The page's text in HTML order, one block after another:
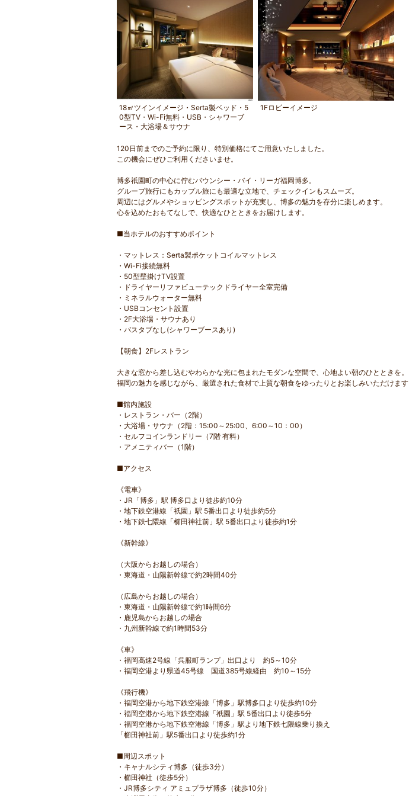
18㎡ツインイメージ・Serta製ベッド・5
0型TV・Wi-Fi無料・USB・シャワーブ
ース・大浴場＆サウナ
1Fロビーイメージ
120日前までのご予約に限り、特別価格にてご用意いたしました。
この機会にぜひご利用くださいませ。
博多祇園町の中心に佇むバウンシー・バイ・リーガ福岡博多。
グループ旅行にもカップル旅にも最適な立地で、チェックインもスムーズ。
周辺にはグルメやショッピングスポットが充実し、博多の魅力を存分に楽しめます。
心を込めたおもてなしで、快適なひとときをお届けします。
■当ホテルのおすすめポイント
・マットレス：Serta製ポケットコイルマットレス
・Wi-Fi接続無料
・50型壁掛けTV設置
・ドライヤーリファビューテックドライヤー全室完備
・ミネラルウォーター無料
・USBコンセント設置
・2F大浴場・サウナあり
・バスタブなし(シャワーブースあり)
【朝食】2Fレストラン
大きな窓から差し込むやわらかな光に包まれたモダンな空間で、心地よい朝のひとときを。
福岡の魅力を感じながら、厳選された食材で上質な朝食をゆったりとお楽しみいただけます
■館内施設
・レストラン・バー（2階）
・大浴場・サウナ（2階：15:00～25:00、6:00～10：00）
・セルフコインランドリー（7階 有料）
・アメニティバー（1階）
■アクセス
《電車》
・JR「博多」駅 博多口より徒歩約10分
・地下鉄空港線「祇園」駅 5番出口より徒歩約5分
・地下鉄七隈線「櫛田神社前」駅 5番出口より徒歩約1分
《新幹線》
（大阪からお越しの場合）
・東海道・山陽新幹線で約2時間40分
（広島からお越しの場合）
・東海道・山陽新幹線で約1時間6分
・鹿児島からお越しの場合
・九州新幹線で約1時間53分
《車》
・福岡高速2号線「呉服町ランプ」出口より 約5～10分
・福岡空港より県道45号線 国道385号線経由 約10～15分
《飛行機》
・福岡空港から地下鉄空港線「博多」駅博多口より徒歩約10分
・福岡空港から地下鉄空港線「祇園」駅 5番出口より徒歩5分
・福岡空港から地下鉄空港線「博多」駅より地下鉄七隈線乗り換え
「櫛田神社前」駅5番出口より徒歩約1分
■周辺スポット
・キャナルシティ博多（徒歩3分）
・櫛田神社（徒歩5分）
・JR博多シティ アミュプラザ博多（徒歩10分）